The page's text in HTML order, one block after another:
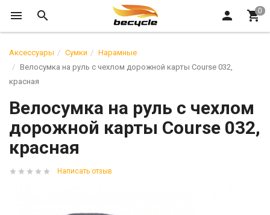
Аксессуары Сумки
Нарамные
Велосумка на руль с чехлом дорожной карты Course 032,
красная
Велосумка на руль с чехлом
дорожной карты Course 032,
красная
Написать отзыв